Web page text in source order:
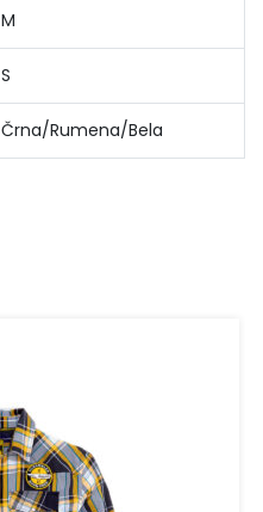
M
S
Črna/Rumena/Bela